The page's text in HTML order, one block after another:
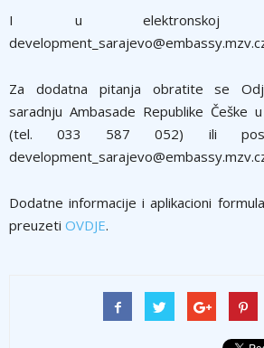
I u elektronskoj
Za dodatna pitanja obratite se
saradnju Ambasade Republike Češke
(tel. 033 587 052) ili
Dodatne informacije i aplikacioni
preuzeti OVDJE.